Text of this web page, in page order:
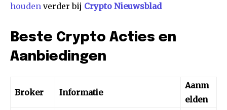
houden verder bij Crypto Nieuwsblad
Beste Crypto Acties en
Aanbiedingen
Broker Informatie
Aanm
elden